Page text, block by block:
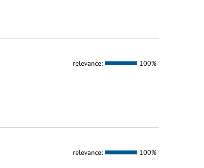
relevance: 100%
relevance: 100%